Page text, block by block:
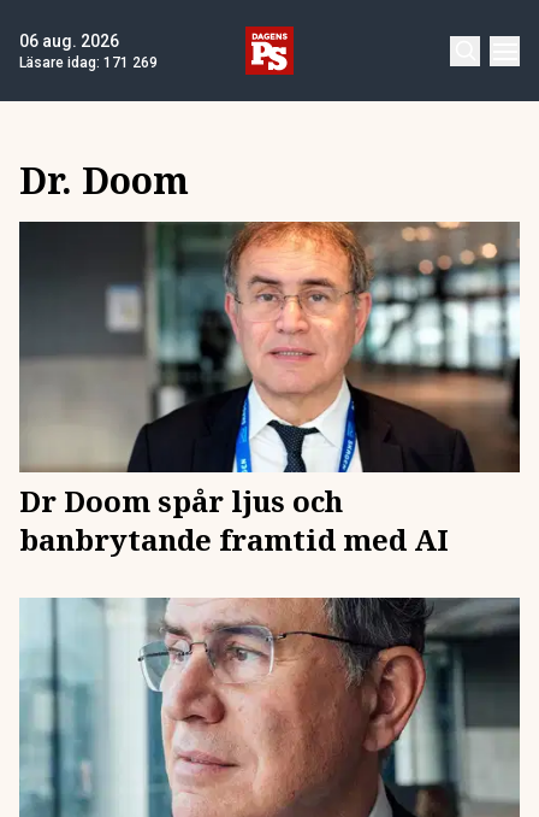
06 aug. 2026
Läsare idag: 171 269
Dr. Doom
Dr Doom spår ljus och
banbrytande framtid med AI